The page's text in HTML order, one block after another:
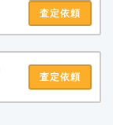
査定依頼
査定依頼